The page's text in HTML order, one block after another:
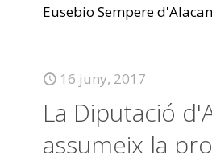
Eusebio Sempere
16 juny, 2017
La Diputació
assumeix la